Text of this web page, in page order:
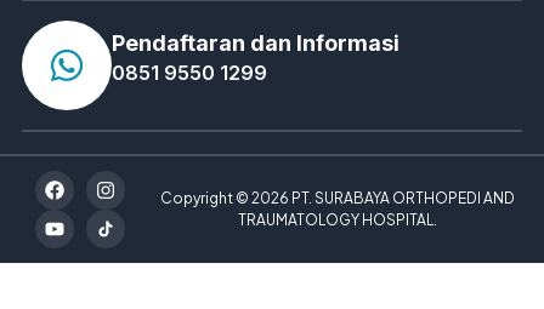
Pendaftaran dan Informasi
0851 9550 1299
Copyright © 2026 PT. SURABAYA ORTHOPEDI AND
TRAUMATOLOGY HOSPITAL.